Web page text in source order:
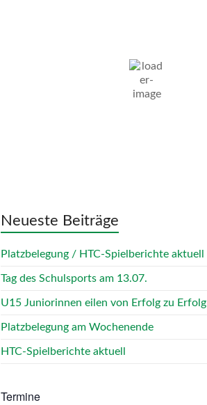
Neueste Beiträge
Platzbelegung / HTC-Spielberichte aktuell
Tag des Schulsports am 13.07.
U15 Juniorinnen eilen von Erfolg zu Erfolg
Platzbelegung am Wochenende
HTC-Spielberichte aktuell
Termine